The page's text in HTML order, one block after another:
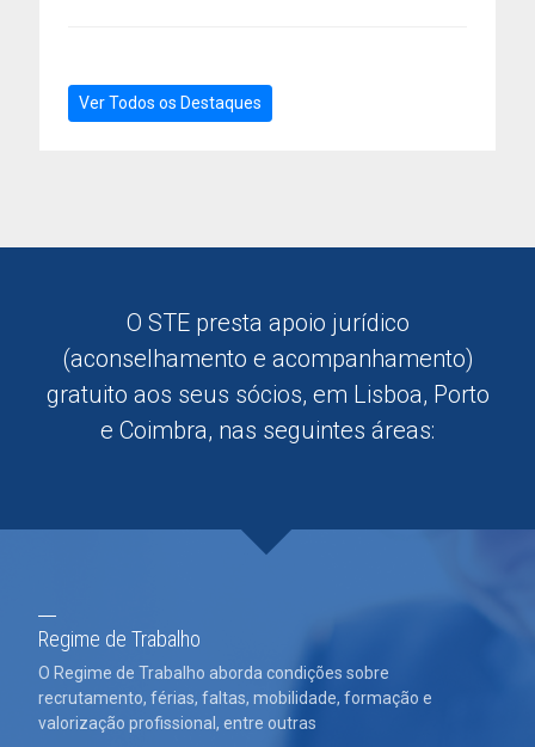
Ver Todos os Destaques
O STE presta apoio jurídico
(aconselhamento e acompanhamento)
gratuito aos seus sócios, em Lisboa, Porto
e Coimbra, nas seguintes áreas:
Regime de Trabalho
O Regime de Trabalho aborda condições sobre
recrutamento, férias, faltas, mobilidade, formação e
valorização profissional, entre outras